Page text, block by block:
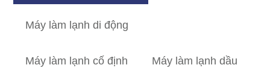
Máy làm lạnh di động
Máy làm lạnh cố định Máy làm lạnh dầu